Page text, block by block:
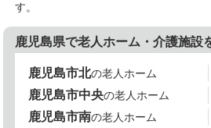
す。
鹿児島県で老人ホーム・介護施設
鹿児島市北の老人ホーム
鹿児島市中央の老人ホーム
鹿児島市南の老人ホーム